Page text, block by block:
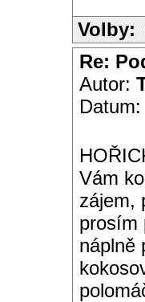
Volby:
Re:
Autor:
Vám
zájem,
prosím
náplně